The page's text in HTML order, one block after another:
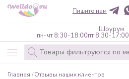
Шоурум
пн-чт 8:30-18:00пт 8:30-17:00
Пишите нам
Главная Отзывы наших клиентов